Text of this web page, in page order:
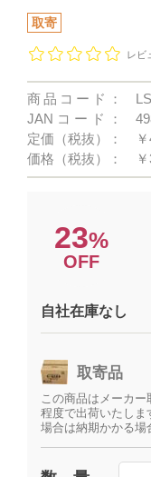
取寄
レビ
商品コード：
JANコード：
定価（税抜）：
価格（税抜）：
23%
OFF
自社在庫なし
取寄品
この商品はメーカー
程度で出荷いたしま
場合は納期かかる場